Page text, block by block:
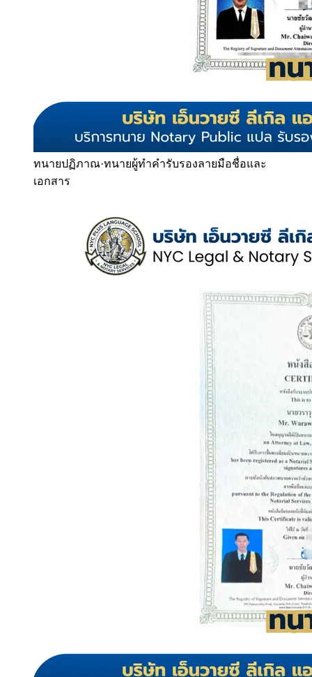
ทนายปฏิภาณ·ทนายผู้ทำคำรับรองลายมือชื่อและ
เอกสาร